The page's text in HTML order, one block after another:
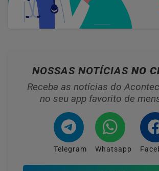
NOSSAS NOTÍCIAS NO
Receba as notícias do
no seu app favorito de
Telegram Whatsapp